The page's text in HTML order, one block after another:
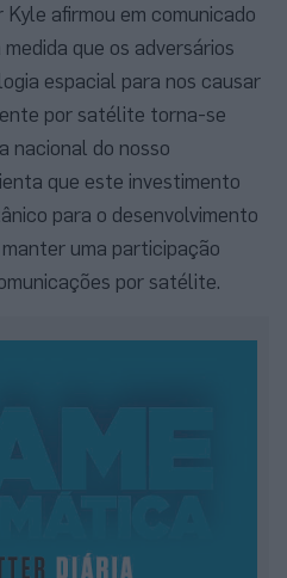
afirmou em comunicado
medida que os adversários
espacial para nos causar
por satélite torna-se
nacional do nosso
que este investimento
para o desenvolvimento
uma participação
por satélite.